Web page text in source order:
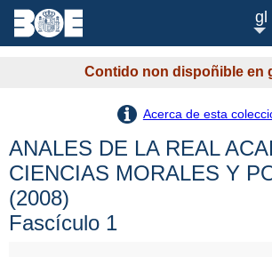
gl
Contido non dispoñible en
Acerca de esta
ANALES DE LA REAL
CIENCIAS MORALES Y
(2008)
Fascículo 1